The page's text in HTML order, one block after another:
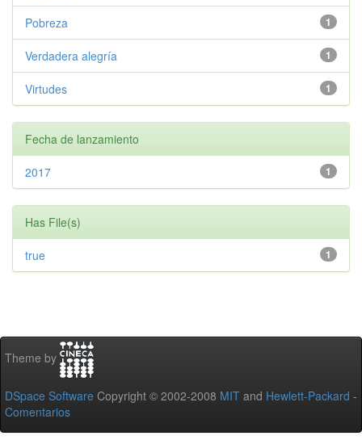
1
Pobreza
1
Verdadera alegría
1
Virtudes
Fecha de lanzamiento
1
2017
Has File(s)
1
true
Theme by
DSpace Software Copyright © 2002-2008 MIT and Hewlett-Packard -
Comentarios